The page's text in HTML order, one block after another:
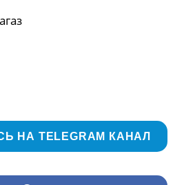
НА TELEGRAM КАНАЛ